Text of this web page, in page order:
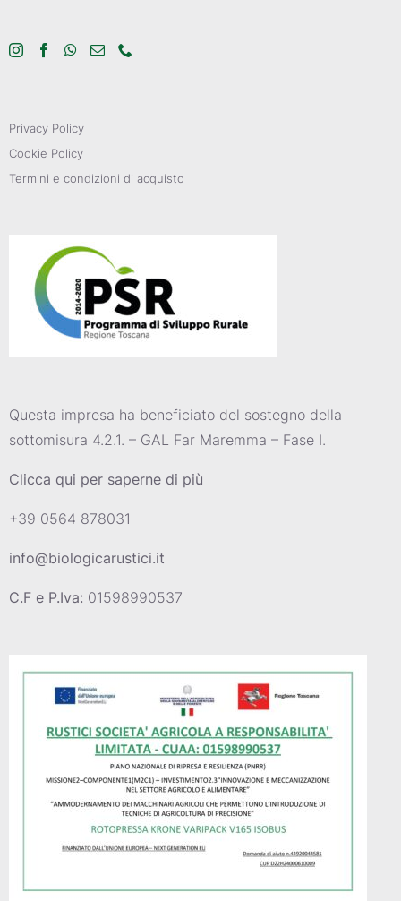
Privacy Policy
Cookie Policy
Termini e condizioni di acquisto
Questa impresa ha beneficiato del sostegno della
sottomisura 4.2.1. – GAL Far Maremma – Fase I.
Clicca qui per saperne di più
+39 0564 878031
info@biologicarustici.it
C.F e P.Iva: 01598990537